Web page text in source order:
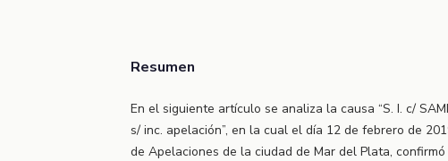
Resumen
En el siguiente artículo se analiza la causa “S. I. c/
s/ inc. apelación”, en la cual el día 12 de febrero de
de Apelaciones de la ciudad de Mar del Plata,